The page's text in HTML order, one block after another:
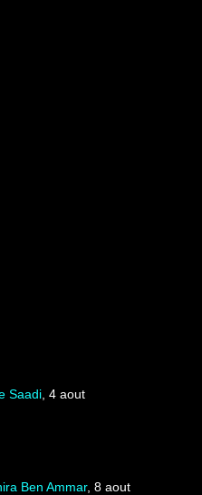
Saadi, 4 aout
Ben Ammar, 8 aout